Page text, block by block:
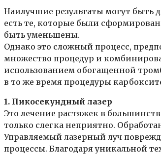
Наилучшие результаты могут быть
есть те, которые были
быть уменьшены.
Однако это сложный процесс,
множество процедур и
использованием обогащенной
в то же время процедуры
1. Пикосекундный лазер
Это лечение растяжек в
только слегка неприятно.
Управляемый лазерный луч
процессы. Благодаря уникальной